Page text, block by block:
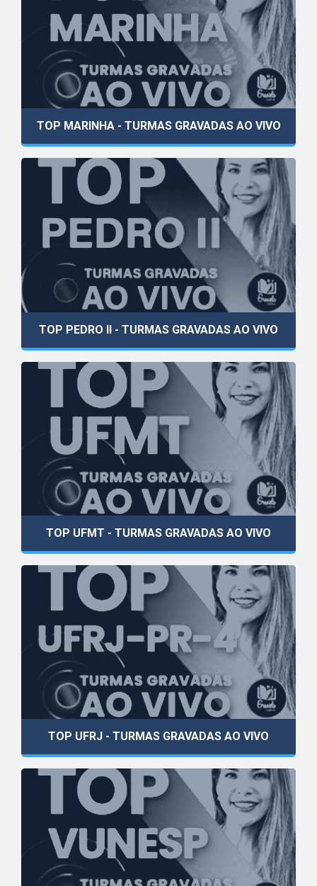
TOP MARINHA - TURMAS GRAVADAS AO VIVO
TOP PEDRO II - TURMAS GRAVADAS AO VIVO
TOP UFMT - TURMAS GRAVADAS AO VIVO
TOP UFRJ - TURMAS GRAVADAS AO VIVO